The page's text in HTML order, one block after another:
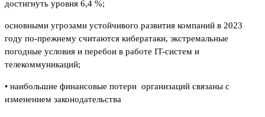
достигнуть уровня 6,4 %;
основными угрозами устойчивого развития компаний в 2023
году по-прежнему считаются кибератаки, экстремальные
погодные условия и перебои в работе IT-систем и
телекоммуникаций;
• наибольшие финансовые потери организаций связаны с
изменением законодательства